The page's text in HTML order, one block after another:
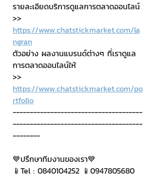
รายละเอียดบริการดูแลการตลาดออนไลน์
>>
https://www.chatstickmarket.com/la
ngran
ตัวอย่าง ผลงานแบรนด์ต่างๆ ที่เราดูแล
การตลาดออนไลน์ให้
>>
https://www.chatstickmarket.com/po
rtfolio
--------------------------------------
--------------------------------------
--------
💙ปรึกษาทีมงานของเรา💙
📱Tel : 0840104252 📱0947805680